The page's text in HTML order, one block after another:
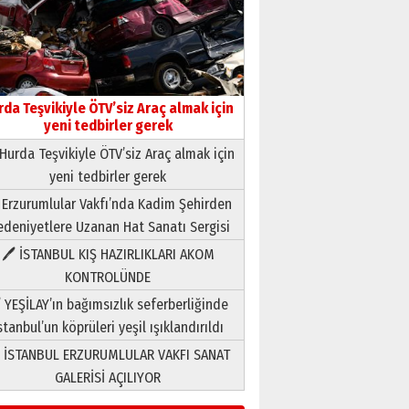
Teşvikiyle ÖTV’siz Araç almak için
yeni tedbirler gerek
Teşvikiyle ÖTV’siz Araç almak için
yeni tedbirler gerek
Vakfı’nda Kadim Şehirden
Uzanan Hat Sanatı Sergisi
🖊 İSTANBUL KIŞ HAZIRLIKLARI AKOM
KONTROLÜNDE
bağımsızlık seferberliğinde
köprüleri yeşil ışıklandırıldı
ERZURUMLULAR VAKFI SANAT
GALERİSİ AÇILIYOR
Neşat YALÇIN
Paranın Aile Kültüründeki Yeri
03 Ağustos 2026 Pazartesi
Yıldırım Gündoğdu
HAVVA’NIN ÜÇ KIZI
09 Temmuz 2026 Perşembe
Yusuf POLAT
Şampiyonluk Sebahattin
Şirin’e yazar